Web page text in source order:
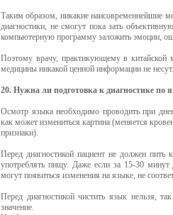
Таким образом, никакие наисовременнейшие
диагностики, не смогут пока зать
компьютерную программу заложить эмоции,
Поэтому врачу, практикующему в китайской
медицины никакой ценной информации не несут.
20. Нужна ли подготовка к диагностике по
Осмотр языка необходимо проводить при
как может измениться картина (меняется
признаки).
Перед диагностикой пациент не должен пить
употреблять пищу. Даже если за 15-30
могут появиться изменения на языке, не
Перед диагностикой чистить язык нельзя,
значение.